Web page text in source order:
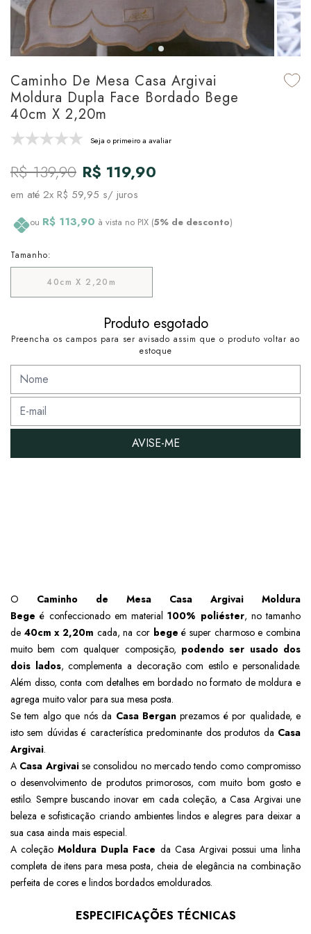
em Marcas
em Tapetes
de Colchão & Travesseiro
& Sobre-Lençol Avulso
& Manta para Cama
Cama
Edredom & Duvet
Prato & Copa
de Cozinha
em Mesa & Cozinha
em Banho
Caminho De Mesa Casa Argivai
Moldura Dupla Face Bordado Bege
40cm X 2,20m
Seja o primeiro a avaliar
R$ 139,90 R$ 119,90
em até 2x R$ 59,95 s/ juros
ou R$ 113,90 à vista no PIX (5% de desconto)
Tamanho:
40cm X 2,20m
Produto esgotado
Preencha os campos para ser avisado assim que o produto voltar ao
estoque
AVISE-ME
O Caminho de Mesa Casa Argivai Moldura
Bege é confeccionado em material100% poliéster, no tamanho
de 40cm x 2,20m cada, na cor begeé super charmoso e combina
muito bem com qualquer composição, podendo ser usado dos
dois lados, complementa a decoração com estilo e personalidade.
Além disso, conta com detalhes em bordado no formato de moldura e
agrega muito valor para sua mesa posta.
Se tem algo que nós da Casa Berganprezamos é por qualidade, e
isto sem dúvidas é característica predominante dos produtos da Casa
Argivai.
A Casa Argivaise consolidou no mercado tendo como compromisso
o desenvolvimento de produtos primorosos, com muito bom gosto e
estilo. Sempre buscando inovar em cada coleção, a Casa Argivai une
beleza e sofisticação criando ambientes lindos e alegres para deixar a
sua casa ainda mais especial.
A coleçãoMoldura Dupla Face da Casa Argivai possui uma linha
completa de itens para mesa posta, cheia de elegância na combinação
perfeita de cores e lindos bordados emoldurados.
ESPECIFICAÇÕES TÉCNICAS